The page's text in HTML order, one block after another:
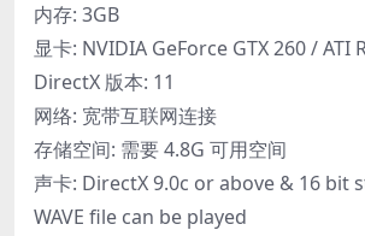
内存: 3GB
显卡: NVIDIA GeForce GTX 260 / ATI
DirectX 版本: 11
网络: 宽带互联网连接
存储空间: 需要 4.8G 可用空间
声卡: DirectX 9.0c or above & 16 bit
WAVE file can be played